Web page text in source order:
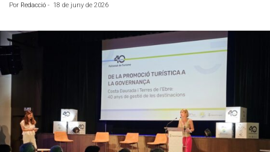
Por Redacció - 18 de juny de 2026